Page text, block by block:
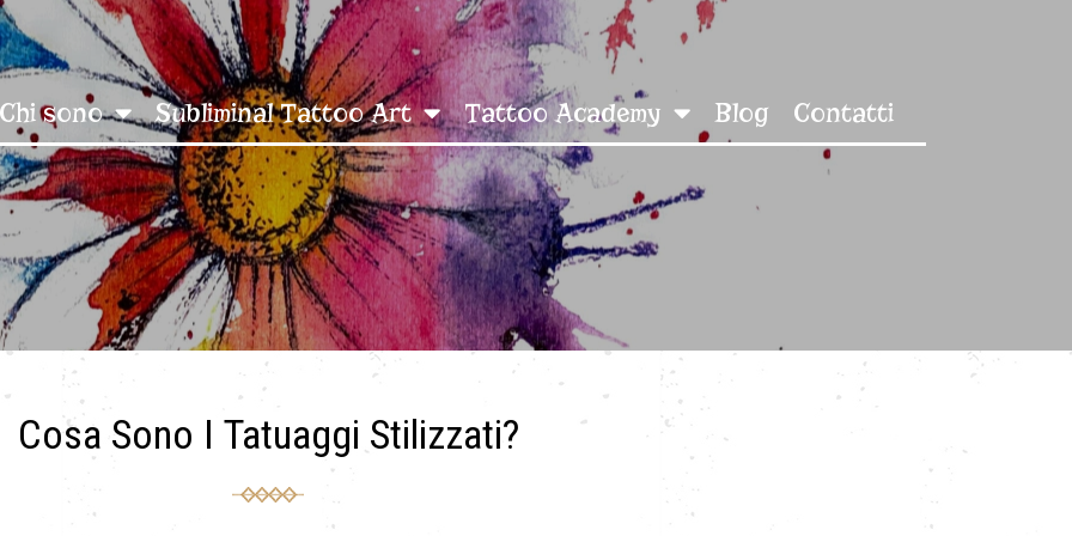
Chi sono Subliminal Tattoo Art Tattoo Academy Blog Contatti
Cosa Sono I Tatuaggi Stilizzati?